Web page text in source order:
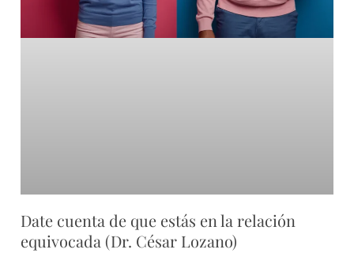
Date cuenta de que estás en la relación
equivocada (Dr. César Lozano)